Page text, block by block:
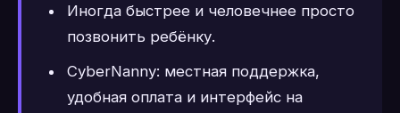
Иногда быстрее и человечнее просто
позвонить ребёнку.
CyberNanny: местная поддержка,
удобная оплата и интерфейс на